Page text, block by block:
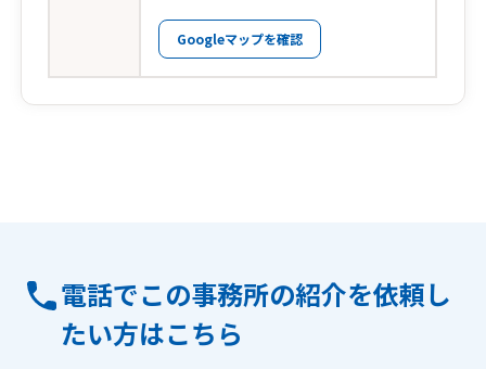
Googleマップを確認
電話でこの事務所の紹介を依頼し
たい方はこちら